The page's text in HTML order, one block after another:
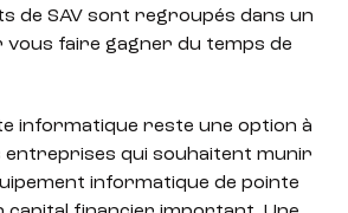
de SAV sont regroupés dans un
faire gagner du temps de
informatique reste une option à
entreprises qui souhaitent munir
informatique de pointe